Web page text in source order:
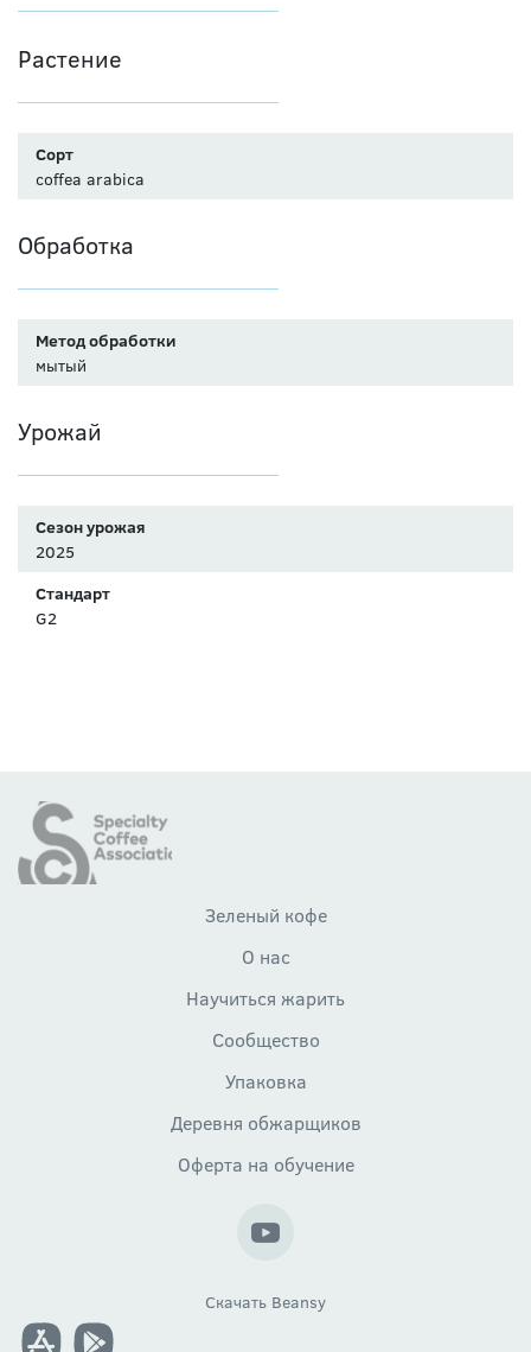
Растение
Сорт
coffea arabica
Обработка
Метод обработки
мытый
Урожай
Сезон урожая
2025
Стандарт
G2
Зеленый кофе
О нас
Научиться жарить
Сообщество
Упаковка
Деревня обжарщиков
Оферта на обучение
Скачать Beansy